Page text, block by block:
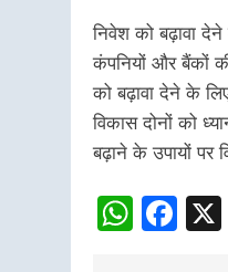
निवेश को बढ़ावा
कंपनियों और बैंकों
को बढ़ावा देने के
विकास दोनों को
बढ़ाने के उपायों पर